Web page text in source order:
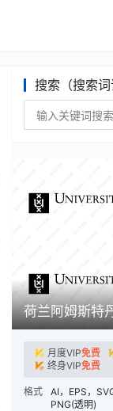
搜索（搜索词
荷兰阿姆斯特
月度VIP免费
终身VIP免费
格式
AI，EPS，SVG
PNG(透明)